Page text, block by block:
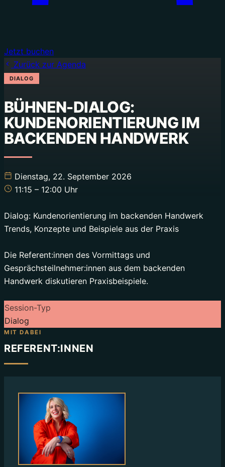
Jetzt buchen
Zurück zur Agenda
DIALOG
BÜHNEN-DIALOG:
KUNDENORIENTIERUNG IM
BACKENDEN HANDWERK
Dienstag, 22. September 2026
11:15 – 12:00 Uhr
Dialog: Kundenorientierung im backenden Handwerk
Trends, Konzepte und Beispiele aus der Praxis
Die Referent:innen des Vormittags und
Gesprächsteilnehmer:innen aus dem backenden
Handwerk diskutieren Praxisbeispiele.
Session-Typ
Dialog
MIT DABEI
REFERENT:INNEN